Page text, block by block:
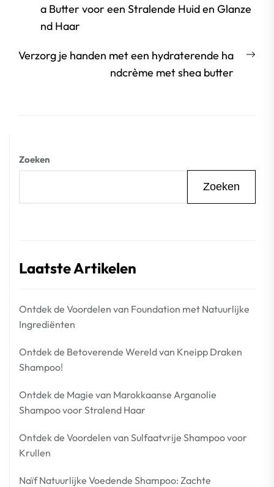
bericht:a Butter voor een Stralende Huid en Glanze
nd Haar
Verzorg je handen met een hydraterende ha
ndcrème met shea butter
Zoeken
Zoeken
Laatste Artikelen
Ontdek de Voordelen van Foundation met Natuurlijke
Ingrediënten
Ontdek de Betoverende Wereld van Kneipp Draken
Shampoo!
Ontdek de Magie van Marokkaanse Arganolie
Shampoo voor Stralend Haar
Ontdek de Voordelen van Sulfaatvrije Shampoo voor
Krullen
Naïf Natuurlijke Voedende Shampoo: Zachte